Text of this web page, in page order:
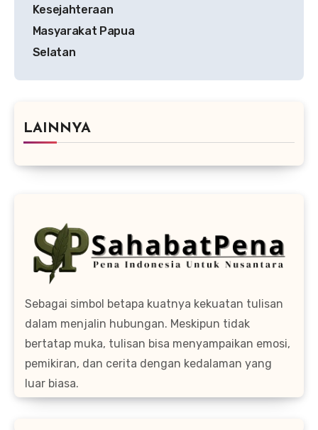
Kesejahteraan
Masyarakat Papua
Selatan
LAINNYA
Sebagai simbol betapa kuatnya kekuatan tulisan
dalam menjalin hubungan. Meskipun tidak
bertatap muka, tulisan bisa menyampaikan emosi,
pemikiran, dan cerita dengan kedalaman yang
luar biasa.